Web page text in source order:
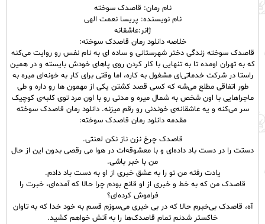
نام رمان: قاصدک سوخته
نام نویسنده: پریسا نعمت الهی
ژانر:عاشقانه
خلاصه دانلود رمان قاصدک سوخته:
قاصدک سوخته زندگی دختر شهرستانی و ساده ای به نام نفس رو روایت می‌کنه
که به تهران اومده تا به تنهایی با کار کردن روی پاهای خودش بایسته و در همین
راستا در شرکت خدماتی‌ای مشغول به کاره، اما وقتی برای کار به خونه‌ای میره به
طور اتفاقی مطلع می‌شه که کسی قصد کشتن یکی از مهمون ها رو داره و طی
ماجراهایی با اون شخص به شمال میره و مدتی رو با اون مرد توی کلبه‌ی کوچیک
سر می‌کنه و یه عاشقانه‌ی خوندنی رو رقم میزنه. دانلود رمان قاصدک سوخته
مقدمه دانلود رمان قاصدک سوخته:
قاصدک چرخ نزن ناز نکن لعنتی.
دستت را در دست باد داده‌ای و با معشوقه‌‌ات ‌در هوا می رقصی بدون این از حال
من با خبر باشی.
یادت رفته من تو را به عشق خبری از او به دست باد دادم.
قاصدک من که به خط و خبری از او قانع بودم چرا حالا که آمده‌ای، خبرت را
فراموش کرده‌ای؟
آه، قاصدک بی‌خبرم حالا که در بی خبری می‌سوزم قسم به خود خدا که به تاوان
خاکستر شدنم تمام قاصدک‌ها را به آتش خواهم کشید.